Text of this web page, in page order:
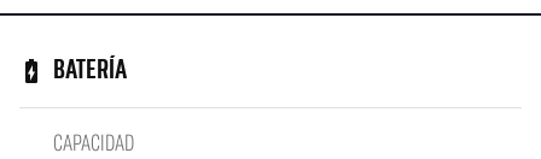
BATERÍA
CAPACIDAD